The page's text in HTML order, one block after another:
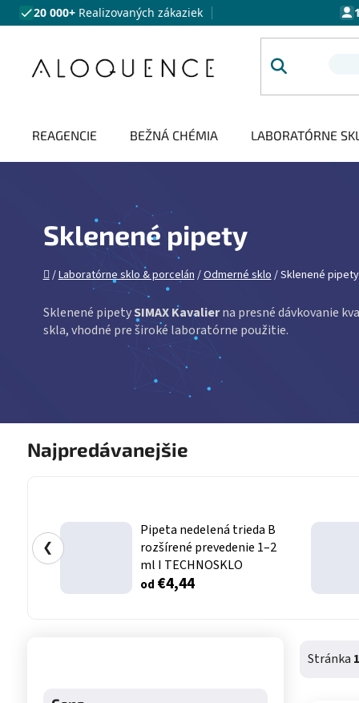
Prejsť na obsah
20 000+ Realizovaných zákaziek
REAGENCIE BEŽNÁ CHÉMIA LABORATÓRNE
Sklenené pipety
Domov
/Laboratórne sklo & porcelán/Odmerné sklo/Sklenené pipety
Sklenené pipetySIMAX Kavalierna presné dávkovanie
skla, vhodné pre široké laboratórne použitie.
Najpredávanejšie
Pipeta nedelená trieda B
rozšírené prevedenie 1–2
ml I TECHNOSKLO
od €4,44
❮
Stránka 1